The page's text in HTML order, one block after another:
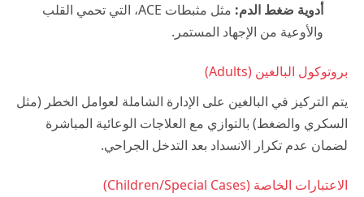
أدوية ضغط الدم:
مثل مثبطات ACE، التي تحمي القلب
والأوعية من الإجهاد المستمر.
بروتوكول البالغين (Adults)
يتم التركيز في البالغين على الإدارة الشاملة لعوامل الخطر (مثل
السكري والضغط) بالتوازي مع العلاجات الوعائية المباشرة
لضمان عدم تكرار الانسداد بعد التدخل الجراحي.
الاعتبارات الخاصة (Children/Special Cases)